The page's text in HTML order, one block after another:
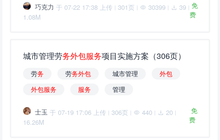
巧克力 于 07-22 17:38 上传 | 301页 | 30399 | 39 |
1.08M
免
费
城市管理劳务外包服务项目实施方案（306页）
劳务 劳务外包 城市管理 外包
外包服务 服务 管理
士玉 于 07-19 17:06 上传 | 306页 | 440 | 20 |
16.26M
免
费